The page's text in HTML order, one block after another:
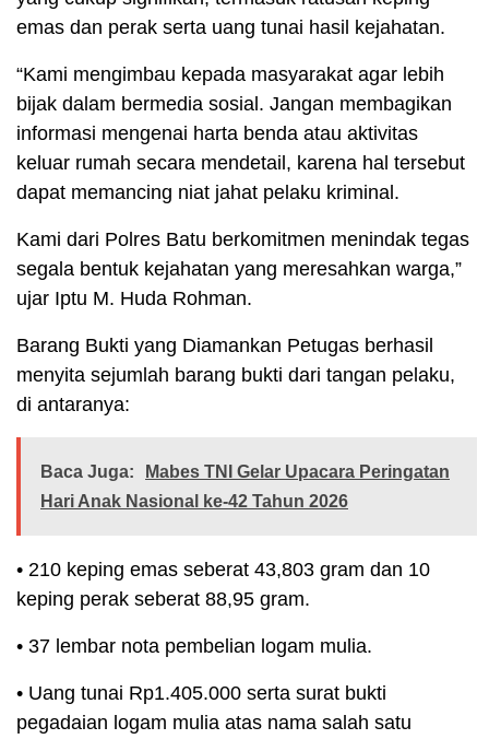
emas dan perak serta uang tunai hasil kejahatan.
“Kami mengimbau kepada masyarakat agar lebih
bijak dalam bermedia sosial. Jangan membagikan
informasi mengenai harta benda atau aktivitas
keluar rumah secara mendetail, karena hal tersebut
dapat memancing niat jahat pelaku kriminal.
Kami dari Polres Batu berkomitmen menindak tegas
segala bentuk kejahatan yang meresahkan warga,”
ujar Iptu M. Huda Rohman.
Barang Bukti yang Diamankan Petugas berhasil
menyita sejumlah barang bukti dari tangan pelaku,
di antaranya:
Baca Juga:
Mabes TNI Gelar Upacara Peringatan
Hari Anak Nasional ke-42 Tahun 2026
• 210 keping emas seberat 43,803 gram dan 10
keping perak seberat 88,95 gram.
• 37 lembar nota pembelian logam mulia.
• Uang tunai Rp1.405.000 serta surat bukti
pegadaian logam mulia atas nama salah satu